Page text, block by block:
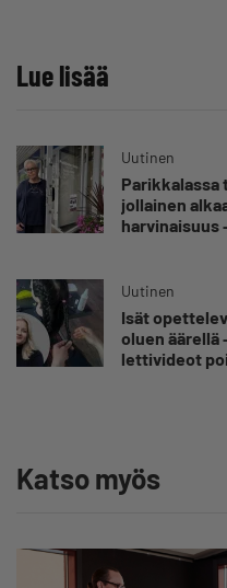
Lue lisää
Uutinen
Parikkalassa
jollainen
harvinaisuus
omansa
Uutinen
Isät
oluen äärellä
lettivideot
Katso myös